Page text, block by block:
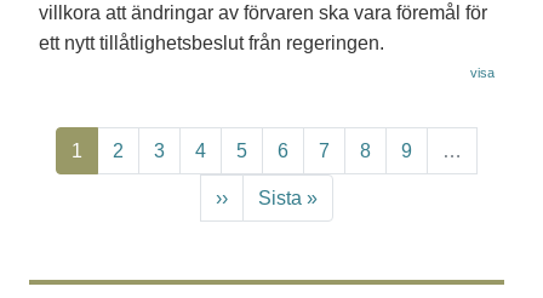
villkora att ändringar av förvaren ska vara föremål för
ett nytt tillåtlighetsbeslut från regeringen.
visa
Paginering
Nuvarande sida
1 Page
2 Page
3 Page
4 Page
5 Page
6 Page
7 Page
8 Page
9 …
Nästa sida
›› Sista sidan
Sista »